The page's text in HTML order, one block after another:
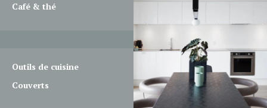
Café & thé
Outils de cuisine
Couverts